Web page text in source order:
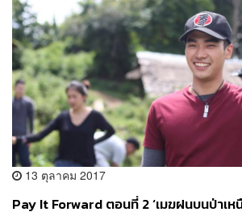
13 ตุลาคม 2017
Pay It Forward ตอนที่ 2 ‘เมฆฝนบนป่าเ